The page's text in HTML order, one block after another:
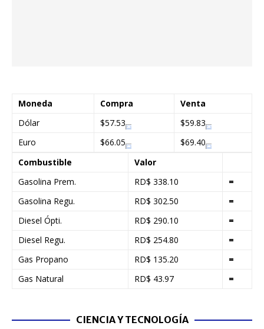
Moneda Compra
Venta
Dólar
$57.53
$59.83
Euro
$66.05
$69.40
Combustible
Valor
Gasolina Prem.
RD$ 338.10
=
Gasolina Regu.
RD$ 302.50
=
Diesel Ópti.
RD$ 290.10
=
Diesel Regu.
RD$ 254.80
=
Gas Propano
RD$ 135.20
=
Gas Natural
RD$ 43.97 =
CIENCIA Y TECNOLOGÍA